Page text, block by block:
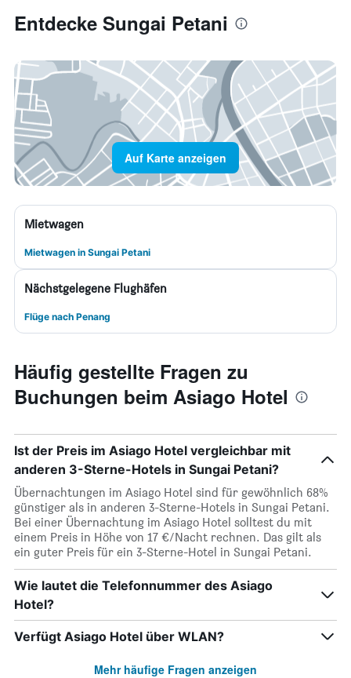
Entdecke Sungai Petani
Auf Karte anzeigen
Mietwagen
Mietwagen in Sungai Petani
Nächstgelegene Flughäfen
Flüge nach Penang
Häufig gestellte Fragen zu
Buchungen beim Asiago Hotel
Ist der Preis im Asiago Hotel vergleichbar mit
anderen 3-Sterne-Hotels in Sungai Petani?
Übernachtungen im Asiago Hotel sind für gewöhnlich 68%
günstiger als in anderen 3-Sterne-Hotels in Sungai Petani.
Bei einer Übernachtung im Asiago Hotel solltest du mit
einem Preis in Höhe von 17 €/Nacht rechnen. Das gilt als
ein guter Preis für ein 3-Sterne-Hotel in Sungai Petani.
Wie lautet die Telefonnummer des Asiago
Hotel?
Verfügt Asiago Hotel über WLAN?
Mehr häufige Fragen anzeigen